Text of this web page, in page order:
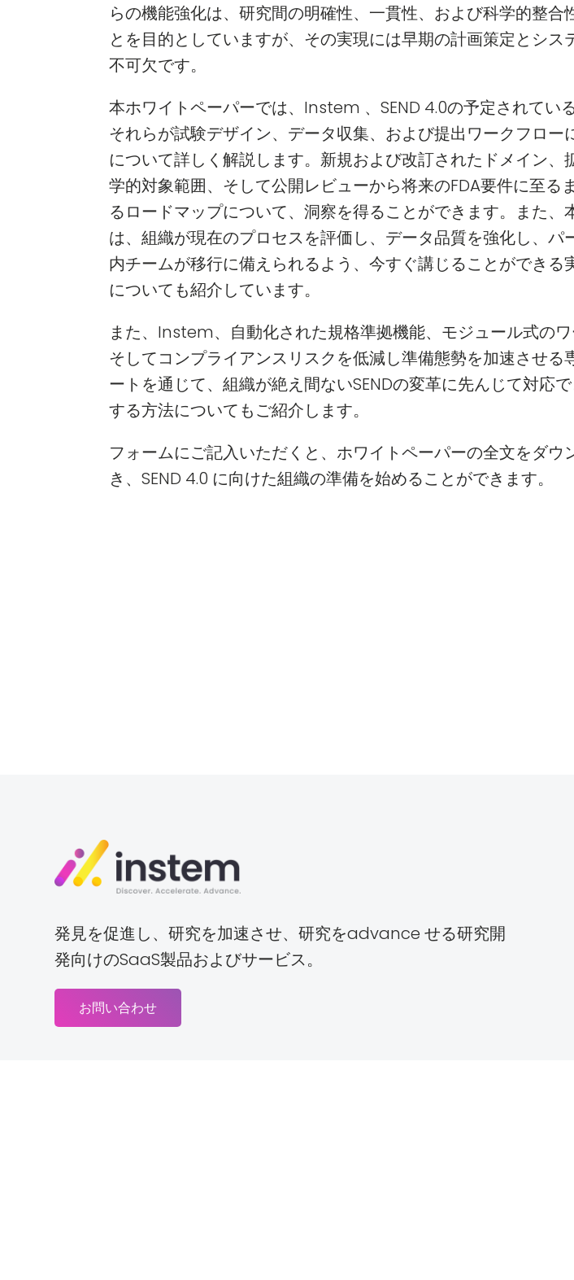
らの機能強化は、研究間の明確性、一貫性、および科学的整合
とを目的としていますが、その実現には早期の計画策定とシス
不可欠です。
本ホワイトペーパーでは、Instem 、SEND 4.0の予定されてい
それらが試験デザイン、データ収集、および提出ワークフロー
について詳しく解説します。新規および改訂されたドメイン、
学的対象範囲、そして公開レビューから将来のFDA要件に至る
るロードマップについて、洞察を得ることができます。また、
は、組織が現在のプロセスを評価し、データ品質を強化し、パ
内チームが移行に備えられるよう、今すぐ講じることができる
についても紹介しています。
また、Instem、自動化された規格準拠機能、モジュール式のワ
そしてコンプライアンスリスクを低減し準備態勢を加速させる
ートを通じて、組織が絶え間ないSENDの変革に先んじて対応
する方法についてもご紹介します。
フォームにご記入いただくと、ホワイトペーパーの全文をダウ
き、SEND 4.0 に向けた組織の準備を始めることができます。
発見を促進し、研究を加速させ、研究をadvance せる研究開
発向けのSaaS製品およびサービス。
お問い合わせ